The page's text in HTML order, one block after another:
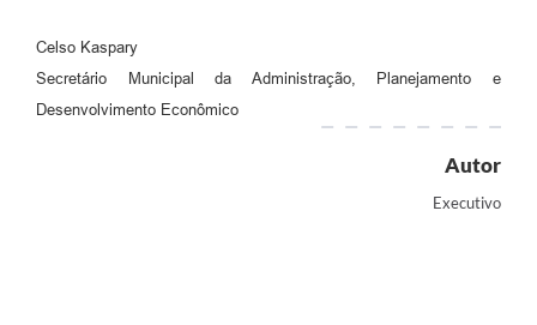
Celso Kaspary
Secretário Municipal da Administração, Planejamento e
Desenvolvimento Econômico
Autor
Executivo